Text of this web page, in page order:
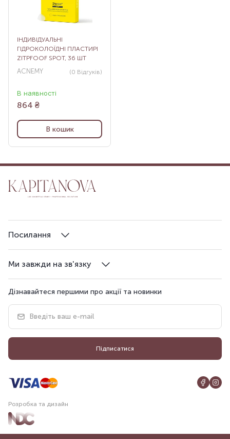
ІНДИВІДУАЛЬНІ
ГІДРОКОЛОЇДНІ ПЛАСТИРІ
ZITPFOOF SPOT, 36 ШТ
ACNEMY (0 Відгуків)
В наявності
864 ₴
В кошик
Ми завжди на зв'язку
Посилання
Дізнавайтеся першими про акції та новинки
Підписатися
Розробка та дизайн